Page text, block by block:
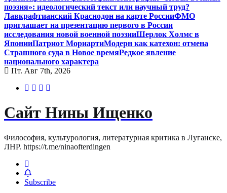
поэзия»: идеологический текст или научный труд?
Лавкрафтианский Краснодон на карте РоссииФМО
приглашает на презентацию первого в России
исследования новой военной поэзииШерлок Холмс в
ЯпонииПатриот МориартиМодерн как катехон: отмена
Страшного суда в Новое времяРедкое явление
национального характера
Пт. Авг 7th, 2026
Сайт Нины Ищенко
Философия, культурология, литературная критика в Луганске,
ЛНР. https://t.me/ninaofterdingen
Subscribe